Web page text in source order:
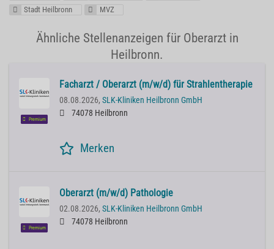
Stadt Heilbronn
MVZ
Ähnliche Stellenanzeigen für Oberarzt in
Heilbronn.
Premium
Facharzt / Oberarzt (m/w/d) für Strahlentherapie
08.08.2026, SLK-Kliniken Heilbronn GmbH
74078 Heilbronn
Merken
Premium
Oberarzt (m/w/d) Pathologie
02.08.2026, SLK-Kliniken Heilbronn GmbH
74078 Heilbronn